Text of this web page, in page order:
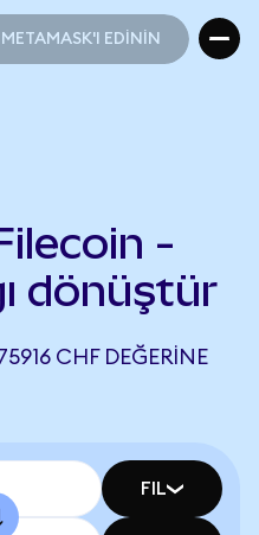
METAMASK'I EDİNİN
-
dönüştür
CHF DEĞERINE
FIL